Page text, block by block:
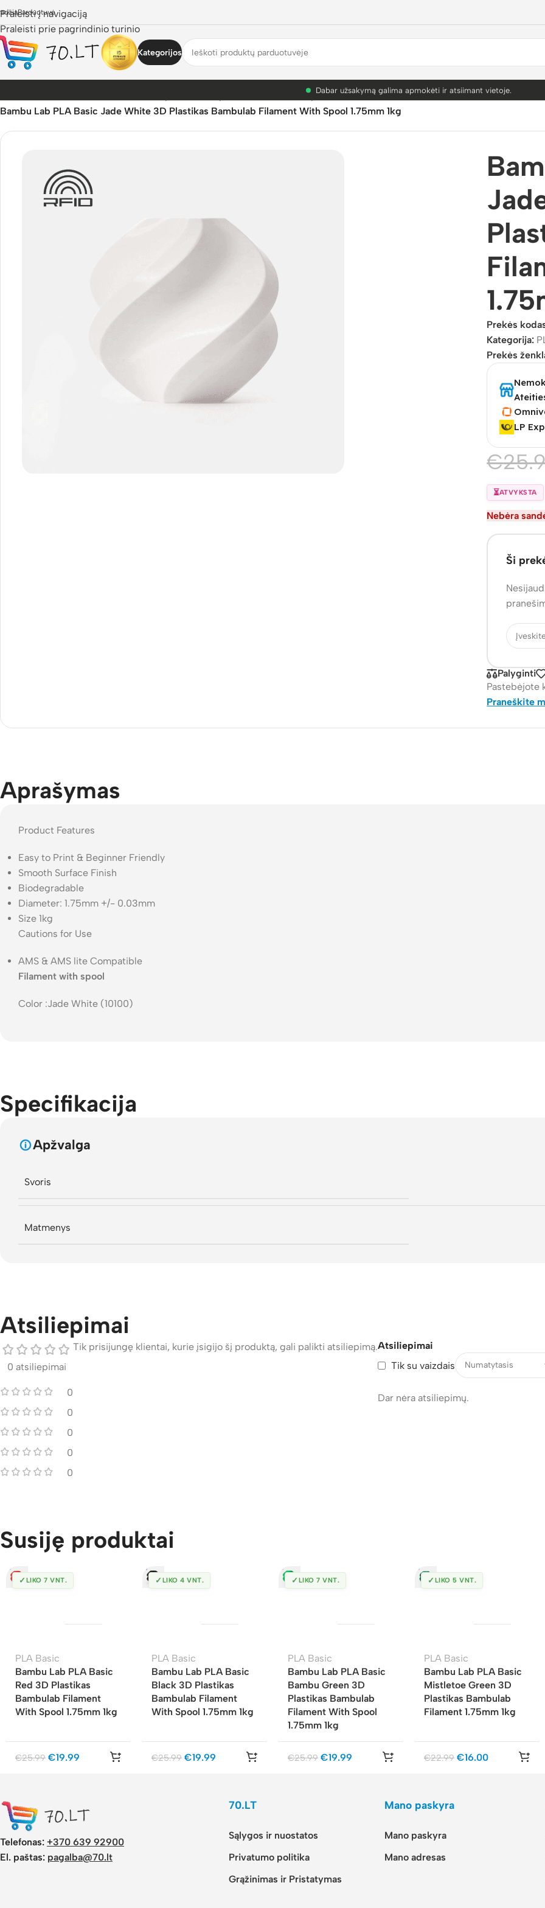
Praleisti į navigaciją
Praleisti prie pagrindinio turinio
Parduotuvė
Kategorijos
PETG akcija! Dabar nuo 9.99€.
Bambu Lab plastikai/PLA Basic/
Bambu Lab PLA Basic Jade White 3D Plastikas Bambulab Filament With Spool 1.75mm 1kg
Prekės
Kategorija:
Prekės
LP
€
⏳ATVYKSTA
Nebėra
Ši
Palyginti
Pastebėjote
Praneškite
Aprašymas
Product Features
Easy to Print & Beginner Friendly
Smooth Surface Finish
Biodegradable
Diameter: 1.75mm +/- 0.03mm
Size 1kg
Cautions for Use
AMS & AMS lite Compatible
Filament with spool
Color :Jade White (10100)
Specifikacija
Apžvalga
Svoris
Matmenys
Atsiliepimai
0 atsiliepimai
0
0
0
0
0
Atsiliepimai
Tik su vaizdais
Dar nėra atsiliepimų.
Tik prisijungę klientai, kurie įsigijo šį produktą, gali palikti atsiliepimą.
Susiję produktai
✓ LIKO 7 VNT.
PLA Basic
Bambu Lab PLA Basic
Red 3D Plastikas
Bambulab Filament
With Spool 1.75mm 1kg
€25.99 €19.99
✓ LIKO 4 VNT.
PLA Basic
Bambu Lab PLA Basic
Black 3D Plastikas
Bambulab Filament
With Spool 1.75mm 1kg
€25.99 €19.99
✓ LIKO 7 VNT.
PLA Basic
Bambu Lab PLA Basic
Bambu Green 3D
Plastikas Bambulab
Filament With Spool
1.75mm 1kg
€25.99 €19.99
✓ LIKO 5 VNT.
PLA Basic
Bambu Lab PLA Basic
Mistletoe Green 3D
Plastikas Bambulab
Filament 1.75mm 1kg
€22.99 €16.00
Telefonas: +370 639 92900
El. paštas: pagalba@70.lt
70.LT
Sąlygos ir nuostatos
Privatumo politika
Grąžinimas ir Pristatymas
Mano paskyra
Mano paskyra
Mano adresas